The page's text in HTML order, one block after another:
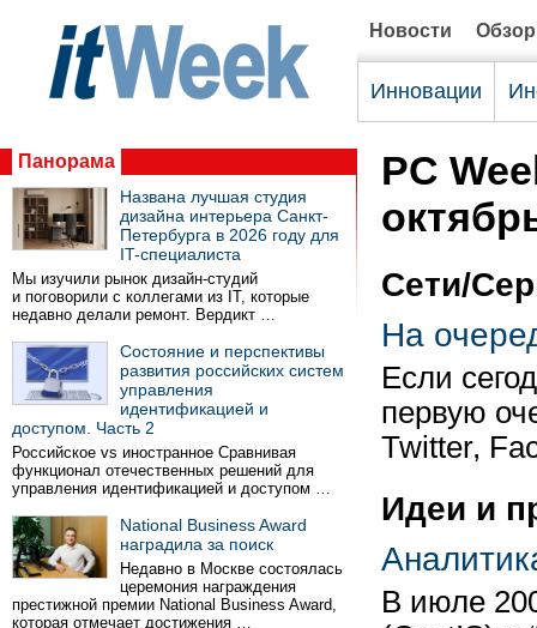
Новости
Инновации
Панорама
Названа лучшая студия
дизайна интерьера Санкт-
Петербурга в 2026 году для
IT-специалиста
Мы изучили рынок дизайн-студий
и поговорили с коллегами из IT, которые
недавно делали ремонт. Вердикт …
Состояние и перспективы
развития российских систем
управления
идентификацией и
доступом. Часть 2
Российское vs иностранное Сравнивая
функционал отечественных решений для
управления идентификацией и доступом …
National Business Award
наградила за поиск
Недавно в Москве состоялась
церемония награждения
престижной премии National Business Award,
которая отмечает достижения …
PC
Сети/
На
Если
первую
Twitter,
Идеи и
В июле